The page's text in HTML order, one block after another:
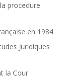
procedure
en 1984
Juridiques
la Cour